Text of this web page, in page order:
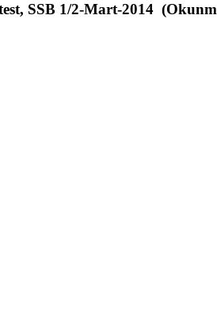
SSB 1/2-Mart-2014 (Okunma